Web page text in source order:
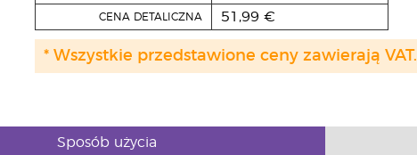
CENA DETALICZNA 51,99 €
* Wszystkie przedstawione ceny zawierają VAT.
Sposób użycia